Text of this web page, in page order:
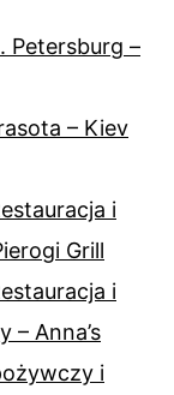
Petersburg –
– Kiev
i
Grill
i
– Anna’s
i